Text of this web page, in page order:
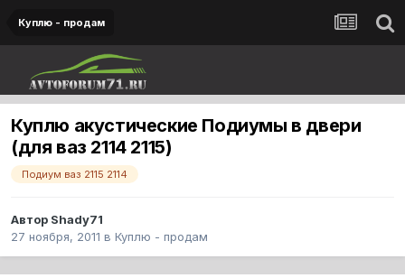
Куплю - продам
Куплю акустические Подиумы в двери
(для ваз 2114 2115)
Подиум ваз 2115 2114
Автор Shady71
27 ноября, 2011 в Куплю - продам